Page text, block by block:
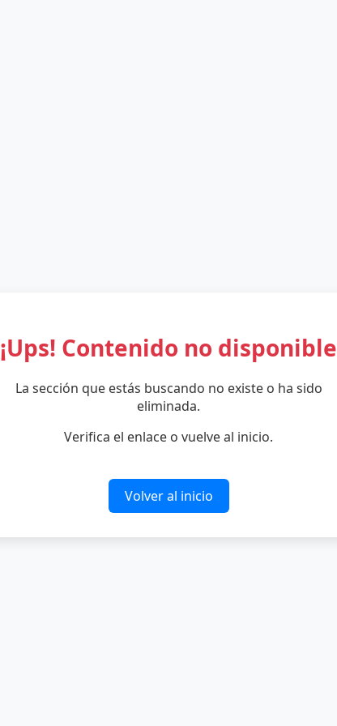
¡Ups! Contenido no disponible
La sección que estás buscando no existe o ha sido
eliminada.
Verifica el enlace o vuelve al inicio.
Volver al inicio